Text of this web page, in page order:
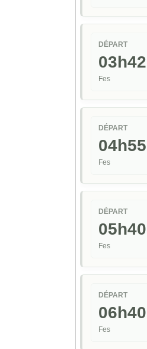
DÉPART
Fes
DÉPART
Fes
DÉPART
Fes
DÉPART
Fes